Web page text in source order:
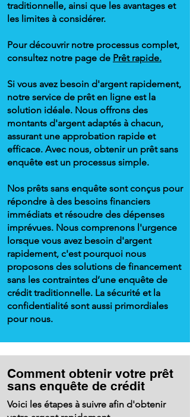
traditionnelle, ainsi que les avantages et
les limites à considérer.
Pour découvrir notre processus complet,
consultez notre page de Prêt rapide.
Si vous avez besoin d'argent rapidement,
notre service de prêt en ligne est la
solution idéale. Nous offrons des
montants d'argent adaptés à chacun,
assurant une approbation rapide et
efficace. Avec nous, obtenir un prêt sans
enquête est un processus simple.
Nos prêts sans enquête sont conçus pour
répondre à des besoins financiers
immédiats et résoudre des dépenses
imprévues. Nous comprenons l'urgence
lorsque vous avez besoin d'argent
rapidement, c'est pourquoi nous
proposons des solutions de financement
sans les contraintes d’une enquête de
crédit traditionnelle. La sécurité et la
confidentialité sont aussi primordiales
pour nous.
Comment obtenir votre prêt
sans enquête de crédit
Voici les étapes à suivre afin d'obtenir